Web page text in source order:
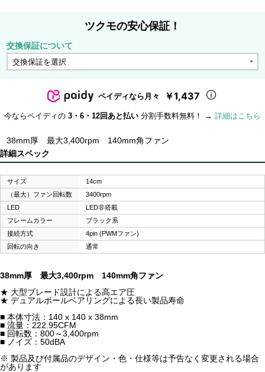
ツクモの安心保証！
交換保証について
ペイディなら月々 ￥1,437
今ならペイディの 3・6・12回あと払い 分割手数料無料！ → 詳細はこちら
38mm厚 最大3,400rpm 140mm角ファン
詳細スペック
サイズ
14cm
（最大）ファン回転数
3400rpm
LED
LED非搭載
フレームカラー
ブラック系
接続方式
4pin (PWMファン)
回転の向き
通常
38mm厚 最大3,400rpm 140mm角ファン
★ 大型ブレード設計による高エア圧
★ デュアルボールベアリングによる長い製品寿命
■ 本体寸法：140 x 140 x 38mm
■ 流量：222.95CFM
■ 回転数：800～3,400rpm
■ ノイズ：50dBA
※ 製品及び付属品のデザイン・色・仕様等は予告なく変更される場合
があります